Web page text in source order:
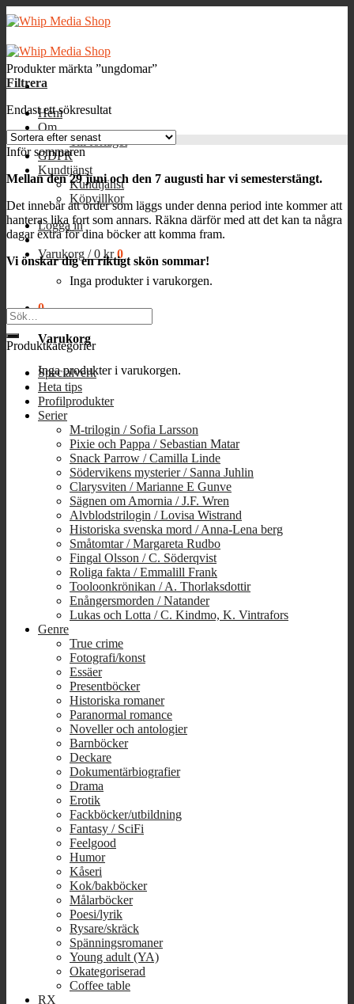
Skip
to
Hem
Om
Till förlaget
GDPR
Kundtjänst
Kundtjänst
Köpvillkor
Logga in
Varukorg /0 kr 0
Inga produkter i varukorgen.
0
Varukorg
Inga produkter i varukorgen.
Produkter märkta ”ungdomar”
Filtrera
Endast ett sökresultat
Inför sommaren
Mellan den 29 juni och den 7 augusti har vi semesterstängt.
Det innebär att order som läggs under denna period inte kommer att
hanteras lika fort som annars. Räkna därför med att det kan ta några
dagar extra för dina böcker att komma fram.
Vi önskar dig en riktigt skön sommar!
Sök
efter:
Produktkategorier
Specialverk
Heta tips
Profilprodukter
Serier
M-trilogin / Sofia Larsson
Pixie och Pappa / Sebastian Matar
Snack Parrow / Camilla Linde
Södervikens mysterier / Sanna Juhlin
Clarysviten / Marianne E Gunve
Sägnen om Amornia / J.F. Wren
Alvblodstrilogin / Lovisa Wistrand
Historiska svenska mord / Anna-Lena berg
Småtomtar / Margareta Rudbo
Fingal Olsson / C. Söderqvist
Roliga fakta / Emmalill Frank
Tooloonkrönikan / A. Thorlaksdottir
Enångersmorden / Natander
Lukas och Lotta / C. Kindmo, K. Vintrafors
Genre
True crime
Fotografi/konst
Essäer
Presentböcker
Historiska romaner
Paranormal romance
Noveller och antologier
Barnböcker
Deckare
Dokumentärbiografier
Drama
Erotik
Fackböcker/utbildning
Fantasy / SciFi
Feelgood
Humor
Kåseri
Kok/bakböcker
Målarböcker
Poesi/lyrik
Rysare/skräck
Spänningsromaner
Young adult (YA)
Okategoriserad
Coffee table
RX